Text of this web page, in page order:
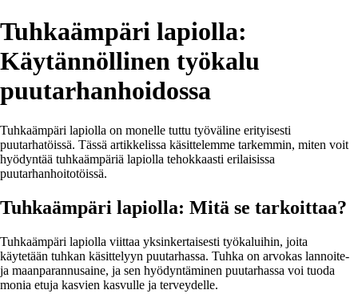
Tuhkaämpäri lapiolla:
Käytännöllinen työkalu
puutarhanhoidossa
Tuhkaämpäri lapiolla on monelle tuttu työväline erityisesti
puutarhatöissä. Tässä artikkelissa käsittelemme tarkemmin, miten voit
hyödyntää tuhkaämpäriä lapiolla tehokkaasti erilaisissa
puutarhanhoitotöissä.
Tuhkaämpäri lapiolla: Mitä se tarkoittaa?
Tuhkaämpäri lapiolla viittaa yksinkertaisesti työkaluihin, joita
käytetään tuhkan käsittelyyn puutarhassa. Tuhka on arvokas lannoite-
ja maanparannusaine, ja sen hyödyntäminen puutarhassa voi tuoda
monia etuja kasvien kasvulle ja terveydelle.